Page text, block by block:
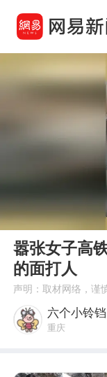
00:00
嚣张女子高
的面打人
声明：取材网络，谨
六个小铃铛
重庆